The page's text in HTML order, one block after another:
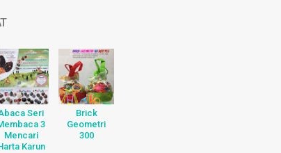
Seri
3
Mencari
Karun
Brick
Geometri
300